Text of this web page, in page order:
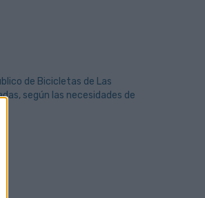
de Bicicletas de Las
según las necesidades de